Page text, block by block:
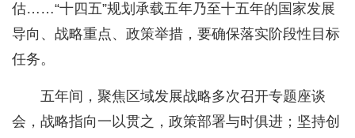
估……“十四五”规划承载五年乃至十五年的国家发展
导向、战略重点、政策举措，要确保落实阶段性目标
任务。
五年间，聚焦区域发展战略多次召开专题座谈
会，战略指向一以贯之，政策部署与时俱进；坚持创